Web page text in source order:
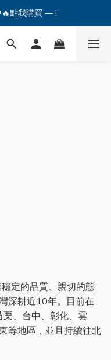
🔥點我購買 — !
🔥點我購買 — !
優惠券！🎫
定的品質、親切的態
深耕近10年。目前在
、台中、彰化、雲
等地區，並且持續往北